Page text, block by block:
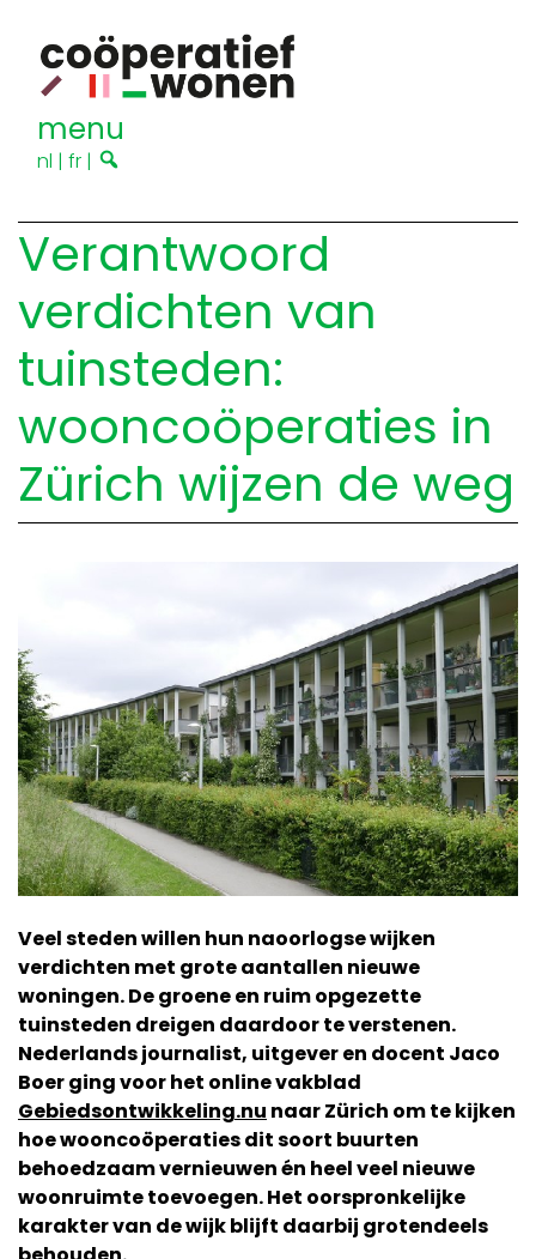
menu
nl | fr |
Verantwoord
verdichten van
tuinsteden:
wooncoöperaties in
Zürich wijzen de weg
Veel steden willen hun naoorlogse wijken
verdichten met grote aantallen nieuwe
woningen. De groene en ruim opgezette
tuinsteden dreigen daardoor te verstenen.
Nederlands journalist, uitgever en docent Jaco
Boer ging voor het online vakblad
Gebiedsontwikkeling.nu naar Zürich om te kijken
hoe wooncoöperaties dit soort buurten
behoedzaam vernieuwen én heel veel nieuwe
woonruimte toevoegen. Het oorspronkelijke
karakter van de wijk blijft daarbij grotendeels